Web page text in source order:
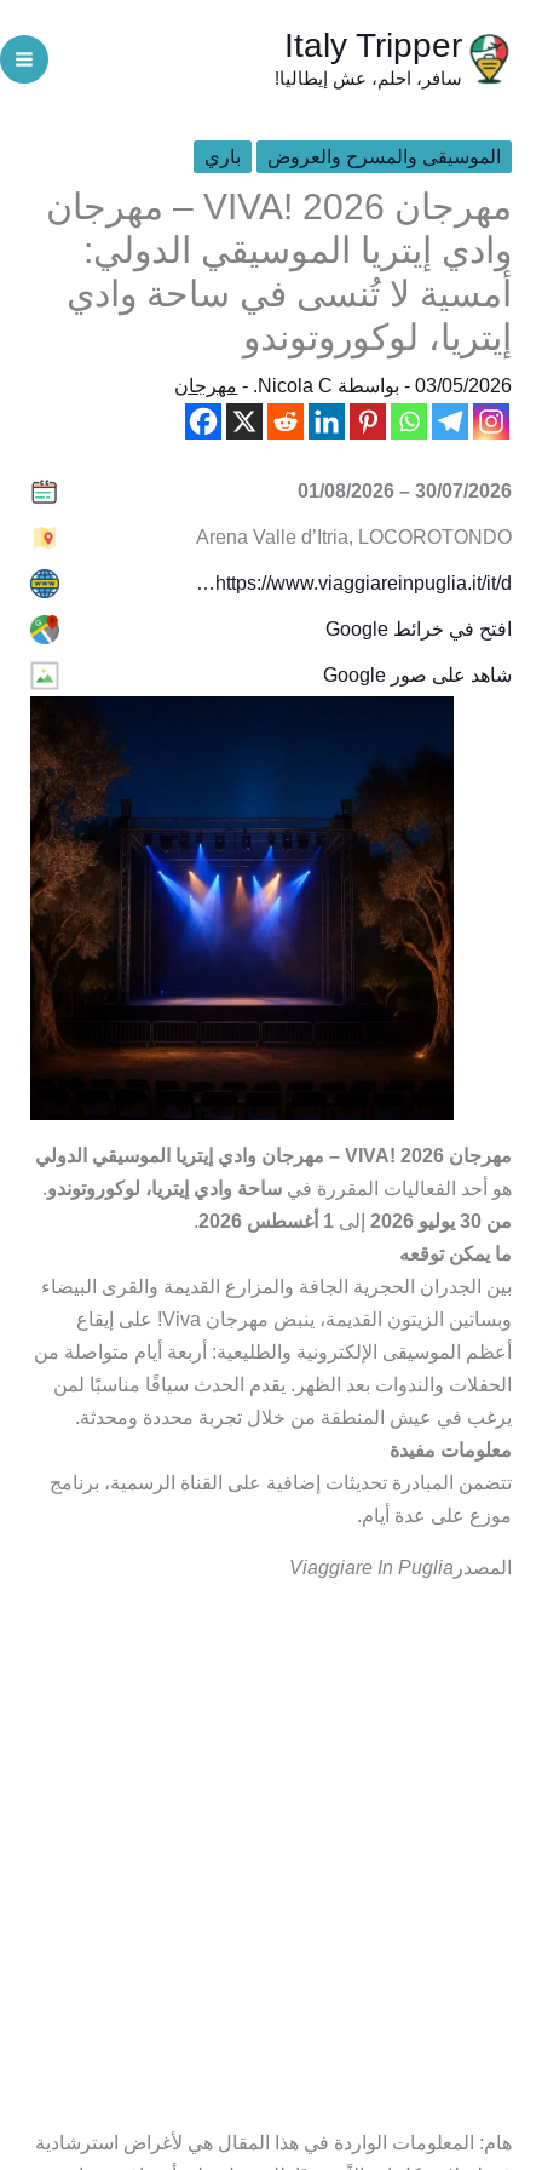
المحتوى
Italy Tripper
سافر، احلم، عش إيطاليا!
الموسيقى والمسرح والعروض باري
مهرجان VIVA! 2026 – مهرجان
وادي إيتريا الموسيقي الدولي:
أمسية لا تُنسى في ساحة وادي
إيتريا، لوكوروتوندو
03/05/2026 - بواسطة Nicola C.
- مهرجان
30/07/2026 – 01/08/2026
Arena Valle d’Itria, LOCOROTONDO
https://www.viaggiareinpuglia.it/it/d…
افتح في خرائط Google
شاهد على صور Google
مهرجان VIVA! 2026 – مهرجان وادي إيتريا الموسيقي الدولي
هو أحد الفعاليات المقررة في ساحة وادي إيتريا، لوكوروتوندو.
من 30 يوليو 2026
إلى 1 أغسطس 2026
.
ما يمكن توقعه
بين الجدران الحجرية الجافة والمزارع القديمة والقرى البيضاء
وبساتين الزيتون القديمة، ينبض مهرجان Viva! على إيقاع
أعظم الموسيقى الإلكترونية والطليعية: أربعة أيام متواصلة من
الحفلات والندوات بعد الظهر. يقدم الحدث سياقًا مناسبًا لمن
يرغب في عيش المنطقة من خلال تجربة محددة ومحدثة.
معلومات مفيدة
تتضمن المبادرة تحديثات إضافية على القناة الرسمية، برنامج
موزع على عدة أيام.
المصدر Viaggiare In Puglia
هام: المعلومات الواردة في هذا المقال هي لأغراض استرشادية